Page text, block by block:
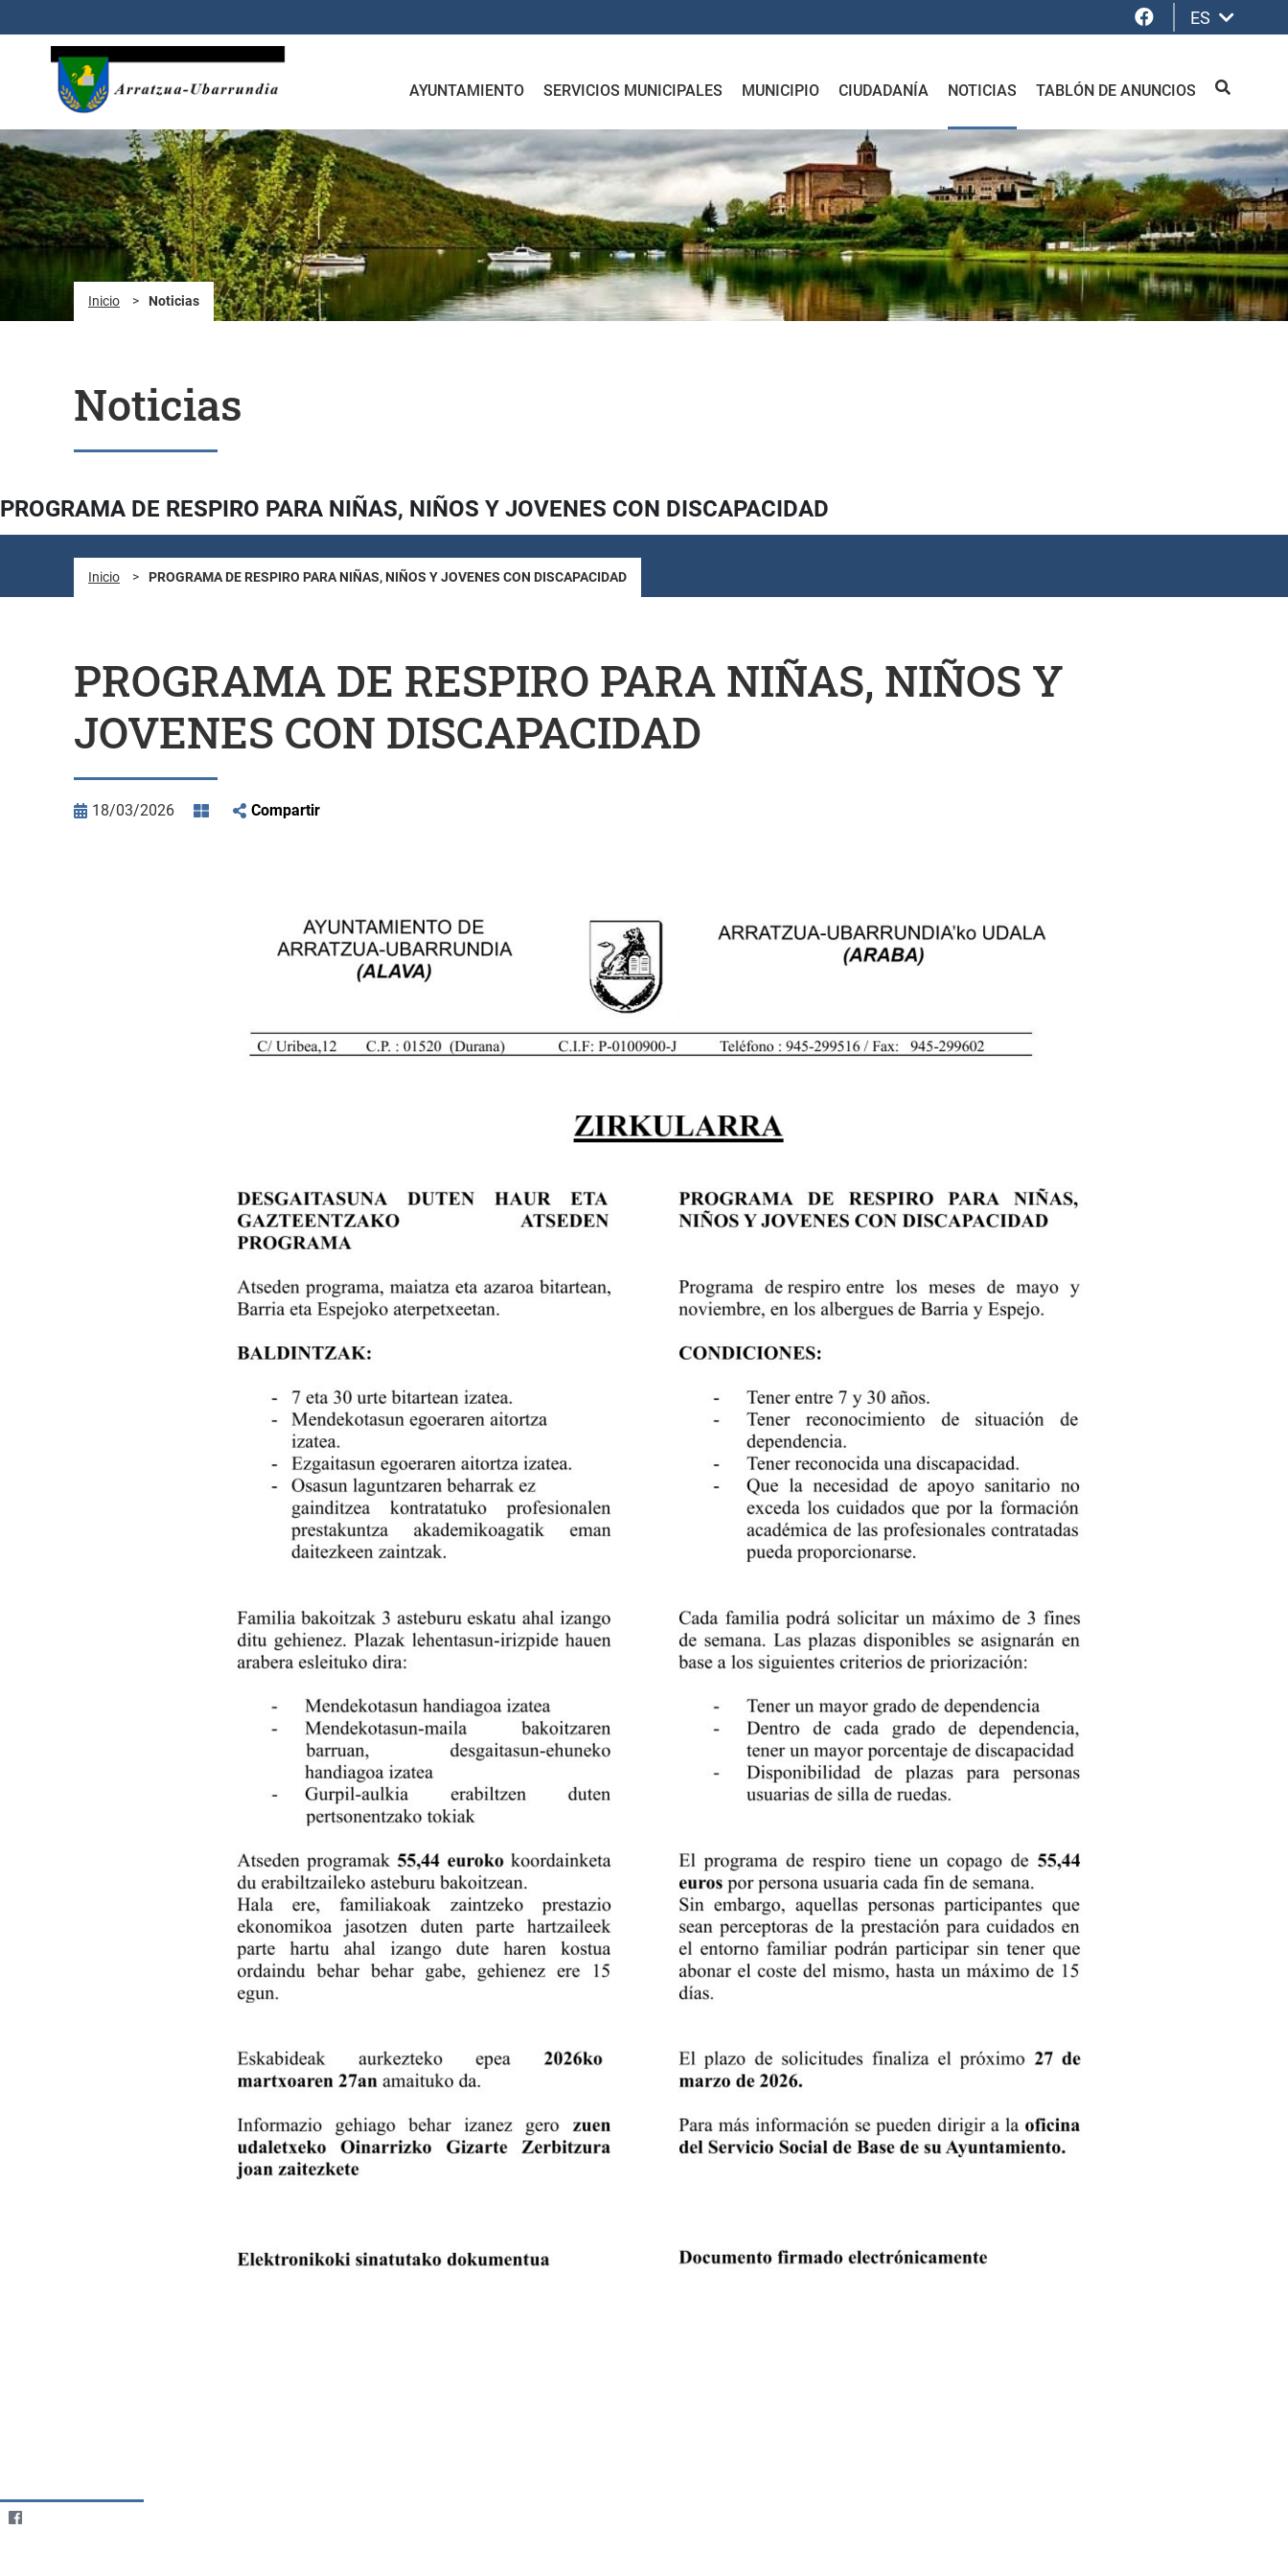
Facebook
ES
AYUNTAMIENTO SERVICIOS MUNICIPALES MUNICIPIO CIUDADANÍA NOTICIAS TABLÓN DE ANUNCIOS BUSCAR
Inicio > Noticias
Noticias
PROGRAMA DE RESPIRO PARA NIÑAS, NIÑOS Y JOVENES CON DISCAPACIDAD
Inicio > PROGRAMA DE RESPIRO PARA NIÑAS, NIÑOS Y JOVENES CON DISCAPACIDAD
PROGRAMA DE RESPIRO PARA NIÑAS, NIÑOS Y
JOVENES CON DISCAPACIDAD
18/03/2026 Compartir